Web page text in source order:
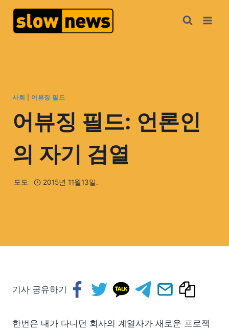
사회 어뷰징 필드
어뷰징 필드: 언론인
의 자기 검열
도도 2015년 11월13일.
기사 공유하기
한번은 내가 다니던 회사의 계열사가 새로운 프로젝